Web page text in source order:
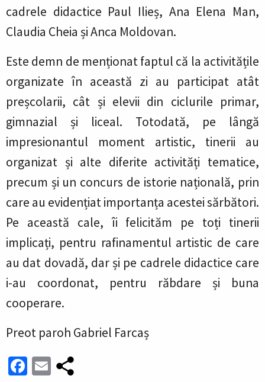
cadrele didactice Paul Ilieș, Ana Elena Man,
Claudia Cheia și Anca Moldovan.
Este demn de menționat faptul că la activitățile
organizate în această zi au participat atât
preșcolarii, cât și elevii din ciclurile primar,
gimnazial și liceal. Totodată, pe lângă
impresionantul moment artistic, tinerii au
organizat și alte diferite activități tematice,
precum și un concurs de istorie națională, prin
care au evidențiat importanța acestei sărbători.
Pe această cale, îi felicităm pe toți tinerii
implicați, pentru rafinamentul artistic de care
au dat dovadă, dar și pe cadrele didactice care
i-au coordonat, pentru răbdare și buna
cooperare.
Preot paroh Gabriel Farcaș
Facebook
Email